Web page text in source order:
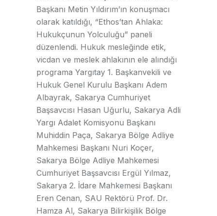
Başkanı Metin Yıldırım’ın konuşmacı
olarak katıldığı, “Ethos’tan Ahlaka:
Hukukçunun Yolculuğu” paneli
düzenlendi. Hukuk mesleğinde etik,
vicdan ve meslek ahlakının ele alındığı
programa Yargıtay 1. Başkanvekili ve
Hukuk Genel Kurulu Başkanı Adem
Albayrak, Sakarya Cumhuriyet
Başsavcısı Hasan Uğurlu, Sakarya Adli
Yargı Adalet Komisyonu Başkanı
Muhiddin Paça, Sakarya Bölge Adliye
Mahkemesi Başkanı Nuri Koçer,
Sakarya Bölge Adliye Mahkemesi
Cumhuriyet Başsavcısı Ergül Yılmaz,
Sakarya 2. İdare Mahkemesi Başkanı
Eren Cenan, SAU Rektörü Prof. Dr.
Hamza Al, Sakarya Bilirkişilik Bölge